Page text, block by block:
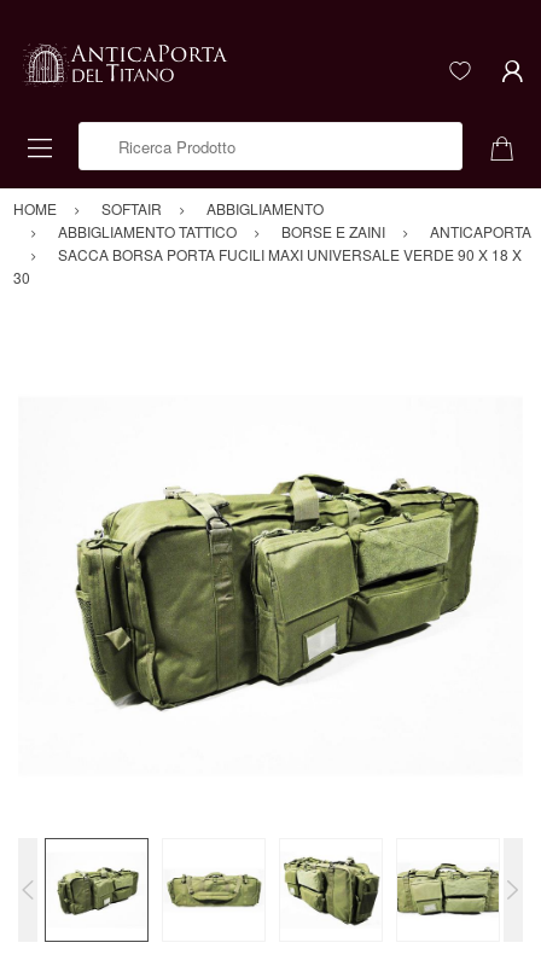
HOME SOFTAIR
ABBIGLIAMENTO
ABBIGLIAMENTO TATTICO
BORSE E ZAINI
ANTICAPORTA
SACCA BORSA PORTA FUCILI MAXI UNIVERSALE VERDE 90 X 18 X
30